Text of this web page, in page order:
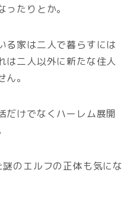
たりとか。
る家は二人で暮らすには
は二人以外に新たな住人
。
だけでなくハーレム展開
のエルフの正体も気にな